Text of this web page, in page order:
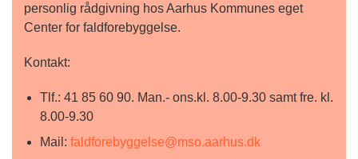
personlig rådgivning hos Aarhus Kommunes eget
Center for faldforebyggelse.
Kontakt:
Tlf.: 41 85 60 90. Man.- ons.kl. 8.00-9.30 samt fre. kl.
8.00-9.30
Mail: faldforebyggelse@mso.aarhus.dk